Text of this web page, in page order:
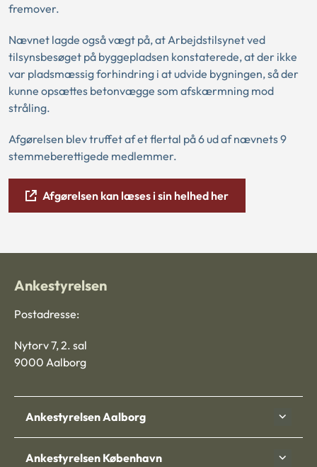
fremover.
Nævnet lagde også vægt på, at Arbejdstilsynet ved
tilsynsbesøget på byggepladsen konstaterede, at der ikke
var pladsmæssig forhindring i at udvide bygningen, så der
kunne opsættes betonvægge som afskærmning mod
stråling.
Afgørelsen blev truffet af et flertal på 6 ud af nævnets 9
stemmeberettigede medlemmer.
Afgørelsen kan læses i sin helhed her
Ankestyrelsen
Postadresse:
Nytorv 7, 2. sal
9000 Aalborg
Ankestyrelsen Aalborg
Ankestyrelsen København